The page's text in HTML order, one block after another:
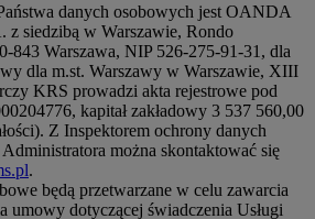
danych osobowych jest OANDA
z siedzibą w Warszawie, Rondo
843 Warszawa, NIP 526-275-91-31, dla
dla m.st. Warszawy w Warszawie, XIII
KRS prowadzi akta rejestrowe pod
kapitał zakładowy 3 537 560,00
Z Inspektorem ochrony danych
można skontaktować się
.
będą przetwarzane w celu zawarcia
umowy dotyczącej świadczenia Usługi